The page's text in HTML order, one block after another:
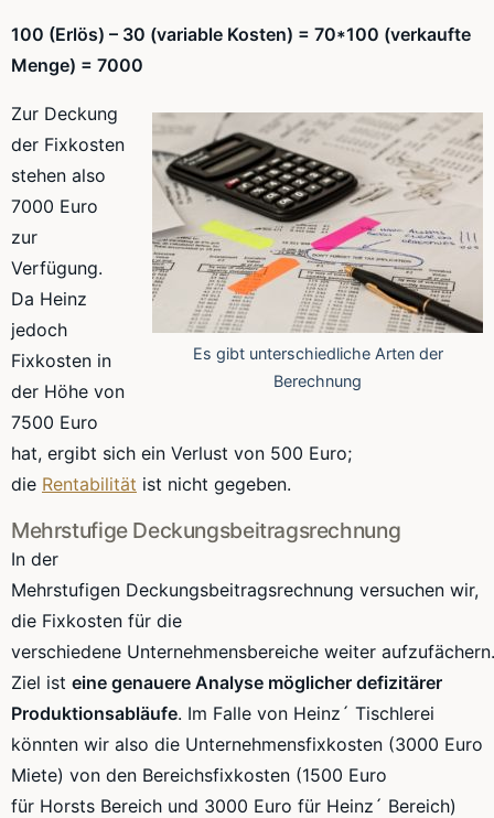
100 (Erlös) – 30 (variable Kosten) = 70*100 (verkaufte
Menge) = 7000
Es gibt unterschiedliche Arten der
Berechnung
Zur Deckung
der Fixkosten
stehen also
7000 Euro
zur
Verfügung.
Da Heinz
jedoch
Fixkosten in
der Höhe von
7500 Euro
hat, ergibt sich ein Verlust von 500 Euro;
die Rentabilität ist nicht gegeben.
Mehrstufige Deckungsbeitragsrechnung
In der
Mehrstufigen Deckungsbeitragsrechnung versuchen wir,
die Fixkosten für die
verschiedene Unternehmensbereiche weiter aufzufächern.
Ziel ist eine genauere Analyse möglicher defizitärer
Produktionsabläufe. Im Falle von Heinz´ Tischlerei
könnten wir also die Unternehmensfixkosten (3000 Euro
Miete) von den Bereichsfixkosten (1500 Euro
für Horsts Bereich und 3000 Euro für Heinz´ Bereich)